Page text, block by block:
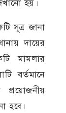
হয়।
সূত্র জানা
দায়ের
মামলার
বর্তমানে
প্রয়োজনীয়
হবে।